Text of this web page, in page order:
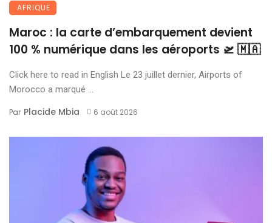
AFRIQUE
Maroc : la carte d’embarquement devient
100 % numérique dans les aéroports 🛫 🇲🇦
Click here to read in English Le 23 juillet dernier, Airports of
Morocco a marqué ...
Par Placide Mbia 6 août 2026